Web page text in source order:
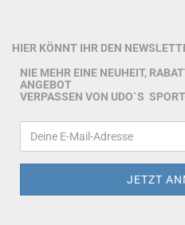
HIER KÖNNT IHR DEN
NIE MEHR EINE NEUHEIT,
ANGEBOT
VERPASSEN VON UDO`S